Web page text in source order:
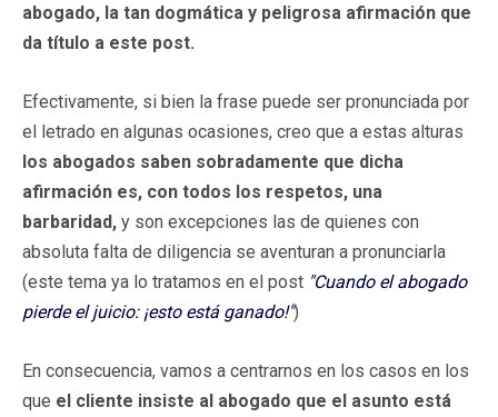
abogado, la tan dogmática y peligrosa afirmación que
da título a este post.
Efectivamente, si bien la frase puede ser pronunciada por
el letrado en algunas ocasiones, creo que a estas alturas
los abogados saben sobradamente que dicha
afirmación es, con todos los respetos, una
barbaridad, y son excepciones las de quienes con
absoluta falta de diligencia se aventuran a pronunciarla
(este tema ya lo tratamos en el post "Cuando el abogado
pierde el juicio: ¡esto está ganado!")
En consecuencia, vamos a centrarnos en los casos en los
que el cliente insiste al abogado que el asunto está